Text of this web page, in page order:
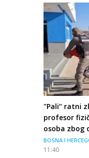
"Pali‘‘ ratni
profesor
osoba zbog
BOSNA I
11:40